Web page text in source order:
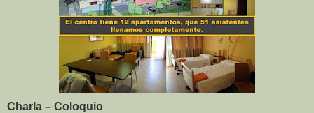
Charla – Coloquio